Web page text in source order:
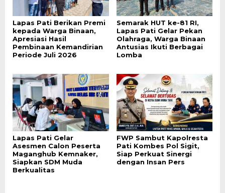
Lapas Pati Berikan Premi
kepada Warga Binaan,
Apresiasi Hasil
Pembinaan Kemandirian
Periode Juli 2026
Semarak HUT ke-81 RI,
Lapas Pati Gelar Pekan
Olahraga, Warga Binaan
Antusias Ikuti Berbagai
Lomba
Lapas Pati Gelar
Asesmen Calon Peserta
Maganghub Kemnaker,
Siapkan SDM Muda
Berkualitas
FWP Sambut Kapolresta
Pati Kombes Pol Sigit,
Siap Perkuat Sinergi
dengan Insan Pers